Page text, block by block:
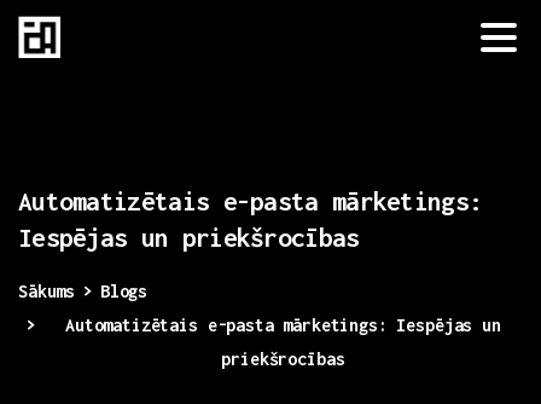
Automatizētais e-pasta mārketings:
Iespējas un priekšrocības
Sākums
Blogs
Automatizētais e-pasta mārketings: Iespējas un
priekšrocības